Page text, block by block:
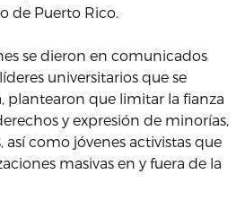
de Puerto Rico.
se dieron en comunicados
universitarios que se
plantearon que limitar la fianza
y expresión de minorías,
así como jóvenes activistas que
masivas en y fuera de la